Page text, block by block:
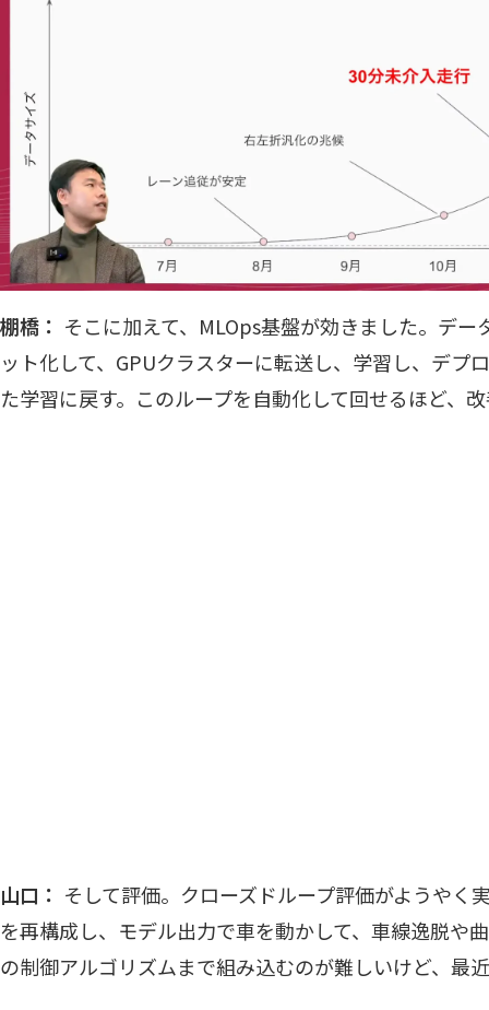
棚橋： そこに加えて、MLOps基盤が効きました。デ
ット化して、GPUクラスターに転送し、学習し、デプ
た学習に戻す。このループを自動化して回せるほど、
山口： そして評価。クローズドループ評価がようやく
を再構成し、モデル出力で車を動かして、車線逸脱や
の制御アルゴリズムまで組み込むのが難しいけど、最